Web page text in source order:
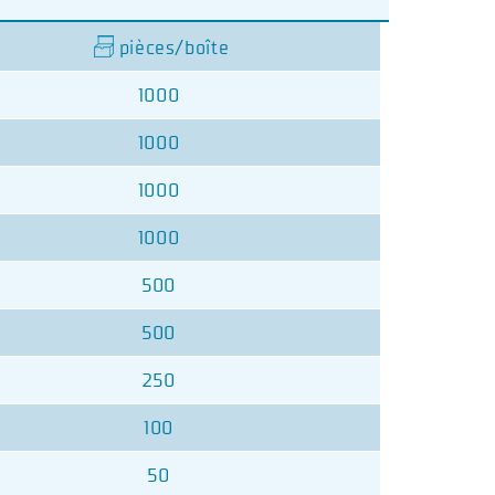
pièces/boîte
1000
1000
1000
1000
500
500
250
100
50